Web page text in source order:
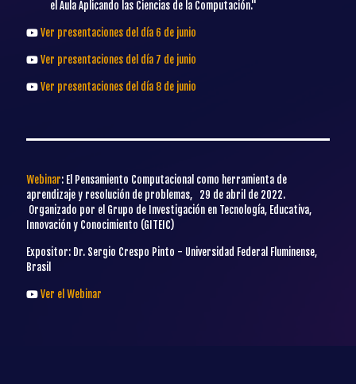
el Aula Aplicando las Ciencias de la Computación."
Ver presentaciones del día 6 de junio
Ver presentaciones del día 7 de junio
Ver presentaciones del día 8 de junio
Webinar: El Pensamiento Computacional como herramienta de
aprendizaje y resolución de problemas, 29 de abril de 2022.
Organizado por el Grupo de Investigación en Tecnología, Educativa,
Innovación y Conocimiento (GITEIC)
Expositor: Dr. Sergio Crespo Pinto - Universidad Federal Fluminense,
Brasil
Ver el Webinar